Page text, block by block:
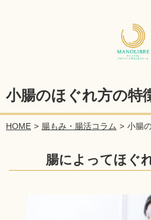
小腸のほぐれ方の特
HOME 腸もみ・腸活コラム 小腸
腸によってほぐ